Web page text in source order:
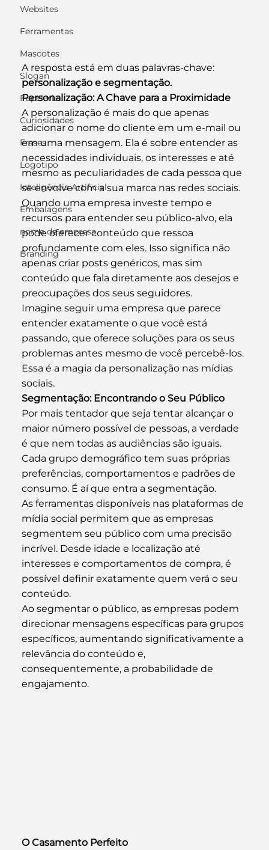
Websites
Ferramentas
Mascotes
Slogan
Papelaria
Curiosidades
Frases
Logotipo
Inteligência Artificial
Embalagens
nome de empresa
Branding
A resposta está em duas palavras-chave:
personalização e segmentação.
Personalização: A Chave para a Proximidade
A personalização é mais do que apenas
adicionar o nome do cliente em um e-mail ou
em uma mensagem. Ela é sobre entender as
necessidades individuais, os interesses e até
mesmo as peculiaridades de cada pessoa que
se envolve com a sua marca nas redes sociais.
Quando uma empresa investe tempo e
recursos para entender seu público-alvo, ela
pode oferecer conteúdo que ressoa
profundamente com eles. Isso significa não
apenas criar posts genéricos, mas sim
conteúdo que fala diretamente aos desejos e
preocupações dos seus seguidores.
Imagine seguir uma empresa que parece
entender exatamente o que você está
passando, que oferece soluções para os seus
problemas antes mesmo de você percebê-los.
Essa é a magia da personalização nas mídias
sociais.
Segmentação: Encontrando o Seu Público
Por mais tentador que seja tentar alcançar o
maior número possível de pessoas, a verdade
é que nem todas as audiências são iguais.
Cada grupo demográfico tem suas próprias
preferências, comportamentos e padrões de
consumo. É aí que entra a segmentação.
As ferramentas disponíveis nas plataformas de
mídia social permitem que as empresas
segmentem seu público com uma precisão
incrível. Desde idade e localização até
interesses e comportamentos de compra, é
possível definir exatamente quem verá o seu
conteúdo.
Ao segmentar o público, as empresas podem
direcionar mensagens específicas para grupos
específicos, aumentando significativamente a
relevância do conteúdo e,
consequentemente, a probabilidade de
engajamento.
O Casamento Perfeito